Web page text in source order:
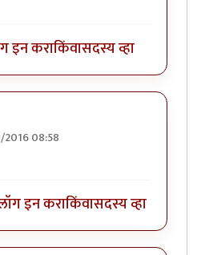
इन कराकिंवासदस्य व्हा
2016 08:58
पण तुम्ही
इन कराकिंवासदस्य व्हा